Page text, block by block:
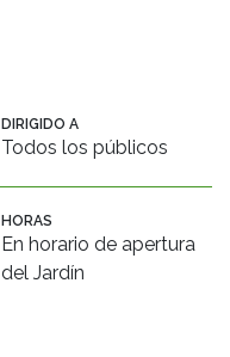
DIRIGIDO A
Todos los públicos
HORAS
En horario de apertura
del Jardín